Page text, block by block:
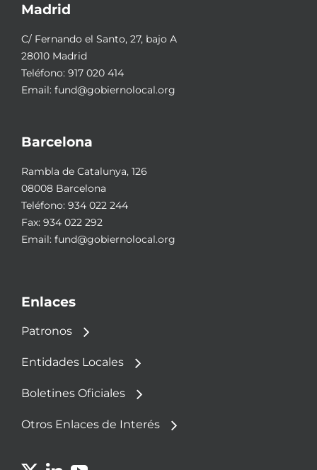
Madrid
C/ Fernando el Santo, 27, bajo A
28010 Madrid
Teléfono: 917 020 414
Email: fund@gobiernolocal.org
Barcelona
Rambla de Catalunya, 126
08008 Barcelona
Teléfono: 934 022 244
Fax: 934 022 292
Email: fund@gobiernolocal.org
Enlaces
Patronos
Entidades Locales
Boletines Oficiales
Otros Enlaces de Interés